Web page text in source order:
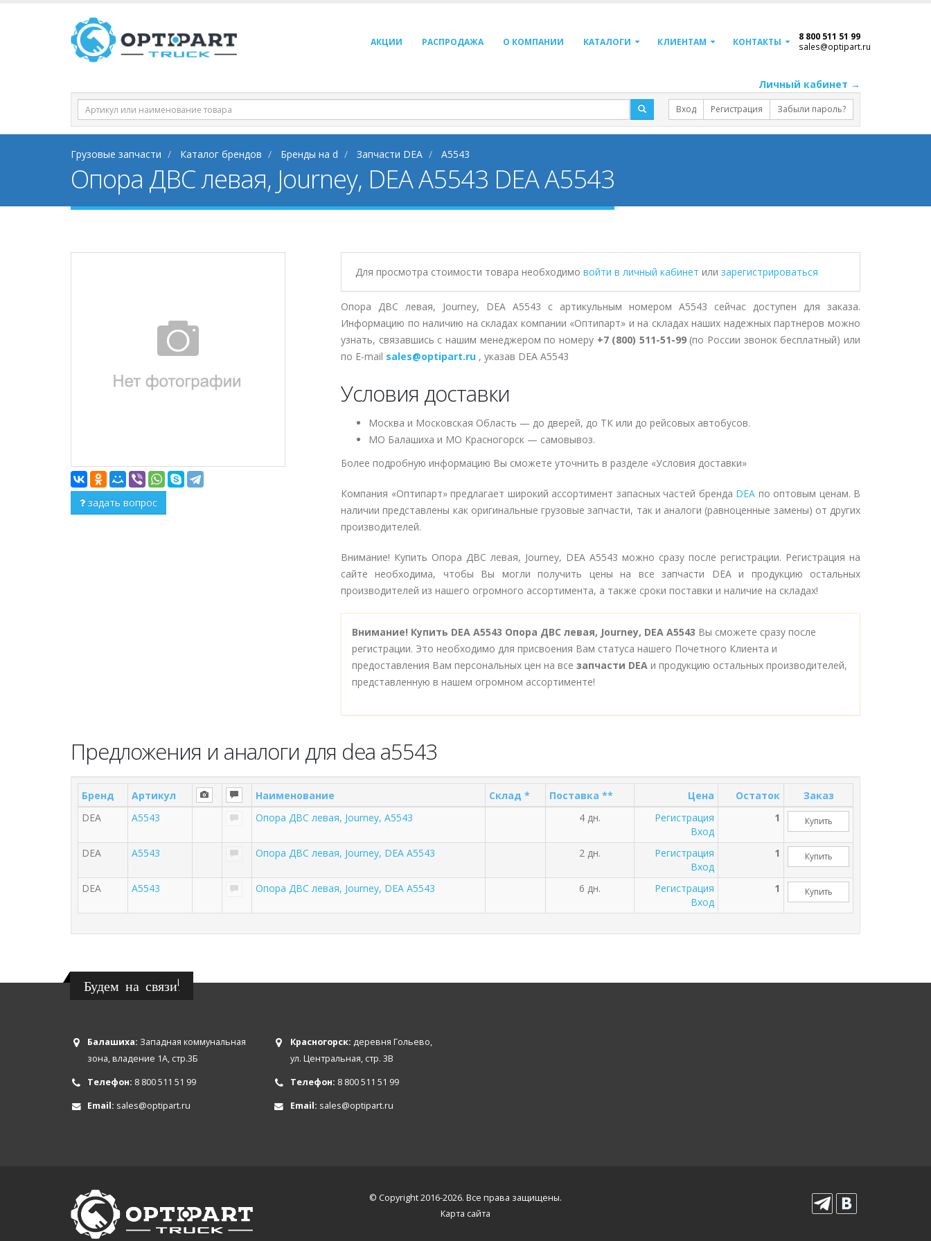
АКЦИИ РАСПРОДАЖА О КОМПАНИИ КАТАЛОГИ КЛИЕНТАМ КОНТАКТЫ 8 800 511 51 99
sales@optipart.ru
Личный кабинет →
Вход Регистрация Забыли пароль?
Грузовые запчасти Каталог брендов Бренды на d Запчасти DEA A5543
Опора ДВС левая, Journey, DEA A5543 DEA A5543
задать вопрос
Для просмотра стоимости товара необходимо войти в личный кабинет или зарегистрироваться
Опора ДВС левая, Journey, DEA A5543 с артикульным номером A5543 сейчас доступен для заказа.
Информацию по наличию на складах компании «Оптипарт» и на складах наших надежных партнеров можно
узнать, связавшись с нашим менеджером по номеру +7 (800) 511-51-99(по России звонок бесплатный) или
по E-mail sales@optipart.ru , указав DEA A5543
Условия доставки
Москва и Московская Область — до дверей, до ТК или до рейсовых автобусов.
МО Балашиха и МО Красногорск — самовывоз.
Более подробную информацию Вы сможете уточнить в разделе «Условия доставки»
Компания «Оптипарт» предлагает широкий ассортимент запасных частей бренда DEA по оптовым ценам. В
наличии представлены как оригинальные грузовые запчасти, так и аналоги (равноценные замены) от других
производителей.
Внимание! Купить Опора ДВС левая, Journey, DEA A5543 можно сразу после регистрации. Регистрация на
сайте необходима, чтобы Вы могли получить цены на все запчасти DEA и продукцию остальных
производителей из нашего огромного ассортимента, а также сроки поставки и наличие на складах!
Внимание! Купить DEA A5543 Опора ДВС левая, Journey, DEA A5543 Вы сможете сразу после
регистрации. Это необходимо для присвоения Вам статуса нашего Почетного Клиента и
предоставления Вам персональных цен на все запчасти DEA и продукцию остальных производителей,
представленную в нашем огромном ассортименте!
Предложения и аналоги для dea a5543
Бренд Артикул Наименование Склад * Поставка ** Цена Остаток
Заказ
DEA
A5543 Опора ДВС левая, Journey, A5543 4 дн.
Регистрация
Вход
1 Купить
DEA A5543 Опора ДВС левая, Journey, DEA A5543 2 дн.
Регистрация
Вход
1 Купить
DEA A5543 Опора ДВС левая, Journey, DEA A5543 6 дн.
Регистрация
Вход
1 Купить
Будем на связи!
Балашиха: Западная коммунальная
зона, владение 1А, стр.3Б
Телефон: 8 800 511 51 99
Email: sales@optipart.ru
Красногорск: деревня Гольево,
ул. Центральная, стр. 3В
Телефон: 8 800 511 51 99
Email: sales@optipart.ru
© Copyright 2016-2026. Все права защищены.
Карта сайта